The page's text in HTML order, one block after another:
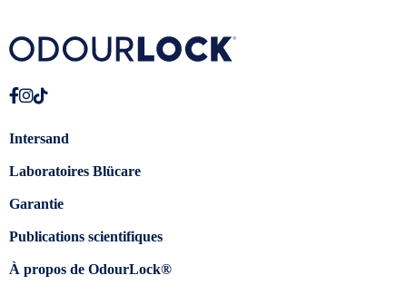
Intersand
Laboratoires Blücare
Garantie
Publications scientifiques
À propos de OdourLock®